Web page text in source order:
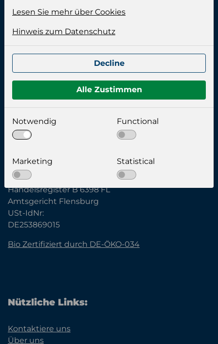
Deutschland
Bürozeit:
Montag bis Donnerstag:08.00-15.00 Uhr
Freitag:08.00-14.00 Uhr
Impressum:
Geschäftsführer:
Kenneth Holm Hynkemejer
Handelsregister B 6398 FL
Amtsgericht Flensburg
USt-IdNr:
DE253869015
Bio Zertifiziert durch DE-ÖKO-034
Nützliche Links:
Kontaktiere uns
Über uns
Lesen Sie mehr über Cookies
Hinweis zum Datenschutz
Decline
Alle Zustimmen
Notwendig Functional
Marketing Statistical